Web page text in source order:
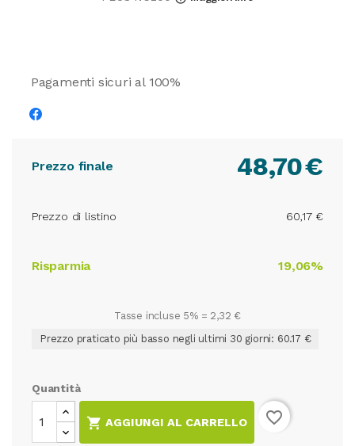
Pagamenti sicuri al 100%
Prezzo finale €
48,70
Prezzo di listino 60,17 €
Risparmia 19,06%
Tasse incluse 5% = 2,32 €
Prezzo praticato più basso negli ultimi 30 giorni: 60.17 €
Quantità
 AGGIUNGI AL CARRELLO favorite_border